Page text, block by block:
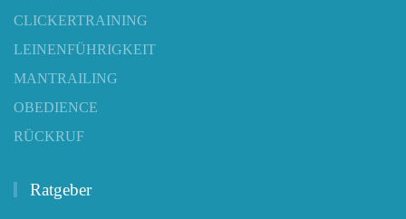
CLICKERTRAINING
LEINENFÜHRIGKEIT
MANTRAILING
OBEDIENCE
RÜCKRUF
Ratgeber